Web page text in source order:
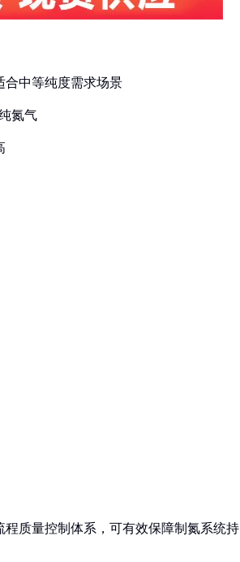
合中等纯度需求场景
氮气
质量控制体系，可有效保障制氮系统持